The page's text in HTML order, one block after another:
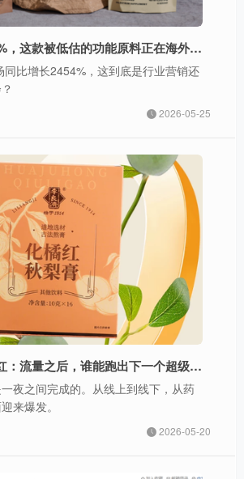
市场暴增2454%，这款被低估的功能原料正在海外“爆发”
比增长2454%，这到底是行业营销还
2026-05-25
全网疯抢化橘红：流量之后，谁能跑出下一个超级爆品？
夜之间完成的。从线上到线下，从药
来爆发。
2026-05-20